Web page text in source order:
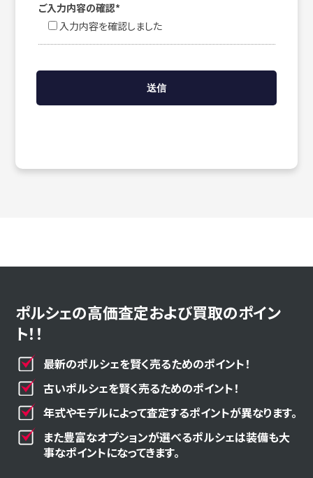
ご入力内容の確認*
入力内容を確認しました
ポルシェの高価査定および買取のポイン
ト！！
最新のポルシェを賢く売るためのポイント！
古いポルシェを賢く売るためのポイント！
年式やモデルによって査定するポイントが異なります。
また豊富なオプションが選べるポルシェは装備も大
事なポイントになってきます。